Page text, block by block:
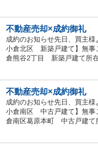
不動産売却×成約御礼
成約のお知らせ先日、買主
小倉北区 新築戸建て】無事
倉熊谷2丁目 新築戸建て所
不動産売却×成約御礼
成約のお知らせ先日、買主
小倉南区 中古戸建て】無事
倉南区葛原本町 中古戸建て